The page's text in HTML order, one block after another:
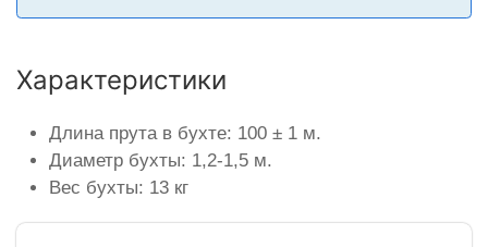
Характеристики
Длина прута в бухте: 100 ± 1 м.
Диаметр бухты: 1,2-1,5 м.
Вес бухты: 13 кг